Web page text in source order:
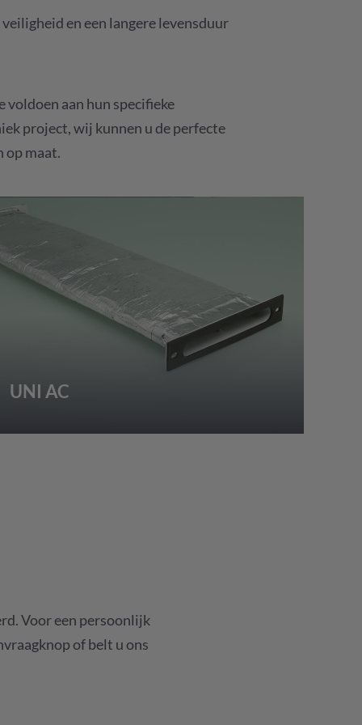
en een langere levensduur
voldoen aan hun specifieke
project, wij kunnen u de perfecte
op maat.
UNI AC
Voor een persoonlijk
of belt u ons